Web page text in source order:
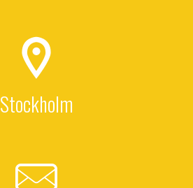
Stockholm